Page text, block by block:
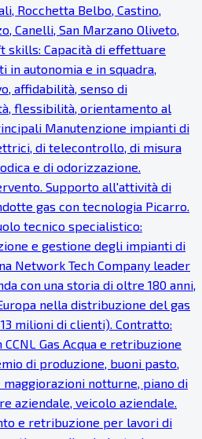
Rocchetta Belbo, Castino,
Canelli, San Marzano Oliveto,
skills: Capacità di effettuare
autonomia e in squadra,
affidabilità, senso di
flessibilità, orientamento al
Manutenzione impianti di
di telecontrollo, di misura
e di odorizzazione.
Supporto all'attività di
gas con tecnologia Picarro.
tecnico specialistico:
e gestione degli impianti di
Network Tech Company leader
con una storia di oltre 180 anni,
nella distribuzione del gas
milioni di clienti). Contratto:
Gas Acqua e retribuzione
di produzione, buoni pasto,
notturne, piano di
aziendale, veicolo aziendale.
e retribuzione per lavori di